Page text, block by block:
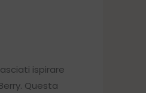
ispirare
Questa